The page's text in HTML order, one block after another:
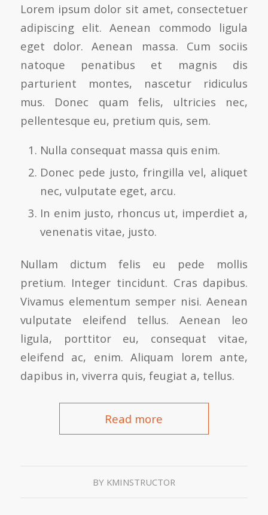
Lorem ipsum dolor sit amet, consectetuer
adipiscing elit. Aenean commodo ligula
eget dolor. Aenean massa. Cum sociis
natoque penatibus et magnis dis
parturient montes, nascetur ridiculus
mus. Donec quam felis, ultricies nec,
pellentesque eu, pretium quis, sem.
Nulla consequat massa quis enim.
Donec pede justo, fringilla vel, aliquet
nec, vulputate eget, arcu.
In enim justo, rhoncus ut, imperdiet a,
venenatis vitae, justo.
Nullam dictum felis eu pede mollis
pretium. Integer tincidunt. Cras dapibus.
Vivamus elementum semper nisi. Aenean
vulputate eleifend tellus. Aenean leo
ligula, porttitor eu, consequat vitae,
eleifend ac, enim. Aliquam lorem ante,
dapibus in, viverra quis, feugiat a, tellus.
Read more
BY KMINSTRUCTOR